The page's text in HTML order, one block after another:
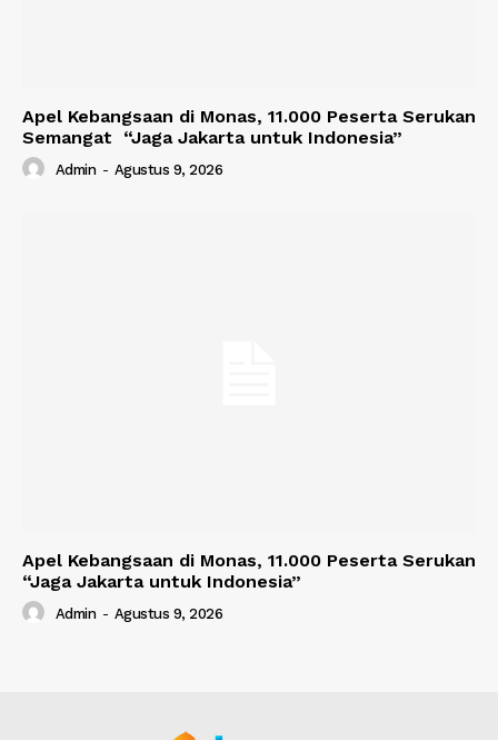
Apel Kebangsaan di Monas, 11.000 Peserta Serukan
Semangat “Jaga Jakarta untuk Indonesia”
Admin - Agustus 9, 2026
Apel Kebangsaan di Monas, 11.000 Peserta Serukan
“Jaga Jakarta untuk Indonesia”
Admin - Agustus 9, 2026